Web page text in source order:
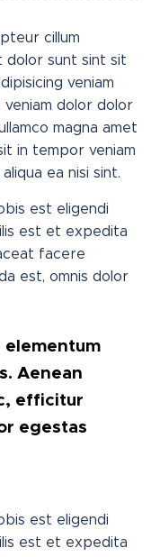
cillum
sunt sint sit
veniam
veniam dolor dolor
magna amet
in tempor veniam
ea nisi sint.
est eligendi
est et expedita
facere
est, omnis dolor
elementum
Aenean
efficitur
egestas
est eligendi
est et expedita